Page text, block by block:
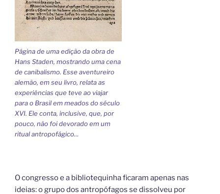
Página de uma edição da obra de
Hans Staden, mostrando uma cena
de canibalismo. Esse aventureiro
alemão, em seu livro, relata as
experiências que teve ao viajar
para o Brasil em meados do século
XVI. Ele conta, inclusive, que, por
pouco, não foi devorado em um
ritual antropofágico…
O congresso e a bibliotequinha ficaram apenas nas
ideias: o grupo dos antropófagos se dissolveu por